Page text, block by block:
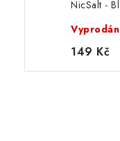
NicSalt -
hrozno)
149 Kč